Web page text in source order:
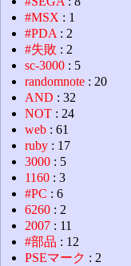
#MSX : 1
#PDA : 2
#失敗 : 2
sc-3000 : 5
randomnote : 20
AND : 32
NOT : 24
web : 61
ruby : 17
3000 : 5
1160 : 3
#PC : 6
6260 : 2
2007 : 11
#部品 : 12
PSEマーク : 2